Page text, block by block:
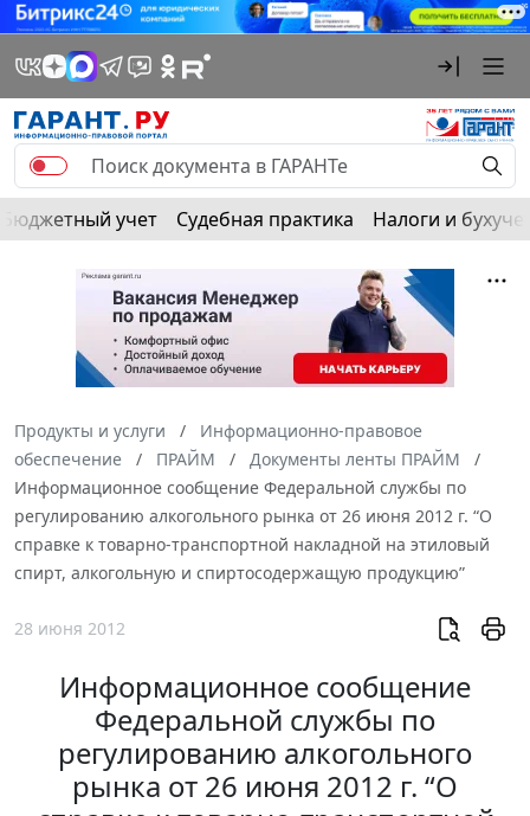
Бюджетный учет Судебная практика Налоги и
Продукты и услуги
Информационно-правовое
обеспечение
ПРАЙМ
Документы ленты ПРАЙМ
Информационное сообщение Федеральной службы по
регулированию алкогольного рынка от 26 июня 2012 г. “О
справке к товарно-транспортной накладной на этиловый
спирт, алкогольную и спиртосодержащую продукцию”
28 июня 2012
Информационное сообщение
Федеральной службы по
регулированию алкогольного
рынка от 26 июня 2012 г. “О